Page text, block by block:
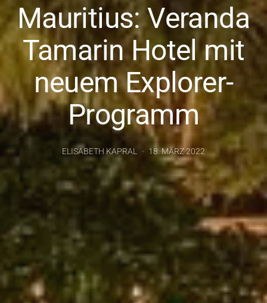
Mauritius: Veranda
Tamarin Hotel mit
neuem Explorer-
Programm
ELISABETH KAPRAL 18. MÄRZ 2022